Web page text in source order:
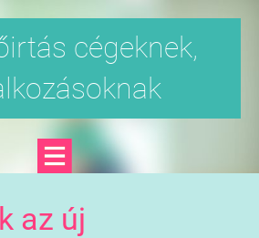
cégeknek,
az új